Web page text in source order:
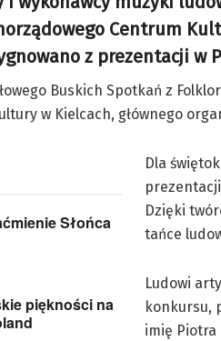
Centrum
z prezentacji w
Buskich Spotkań z
w Kielcach, głównego
Słońca
piękności na
Dla
Dzięki
tańce
Ludowi
konkursu,
imię Piotra